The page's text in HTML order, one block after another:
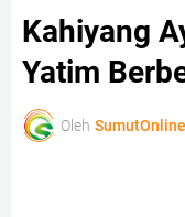
Kahiyang
Yatim
Oleh SumutOnline